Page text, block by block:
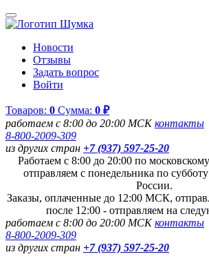
Новости
Отзывы
Задать вопрос
Войти
Товаров: 0 Сумма: 0 ₽
работаем с 8:00 до 20:00 МСКконтакты
8-800-2009-309
из других стран +7 (937) 597-25-20
Работаем с 8:00 до 20:00 по
отправляем с понедельника по
России.
Заказы, оплаченные до 12:00 МСК,
после 12:00 - отправляем на
работаем с 8:00 до 20:00 МСКконтакты
8-800-2009-309
из других стран +7 (937) 597-25-20